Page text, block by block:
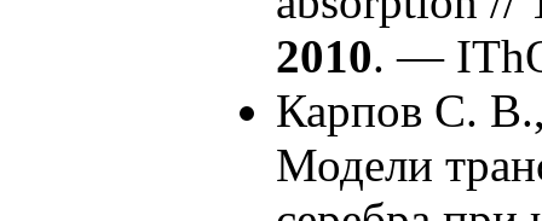
2010. —
Карпов С. В.
Модели